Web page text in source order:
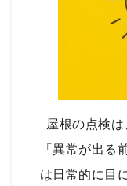
屋根の点検
「異常が出る
は日常的に目